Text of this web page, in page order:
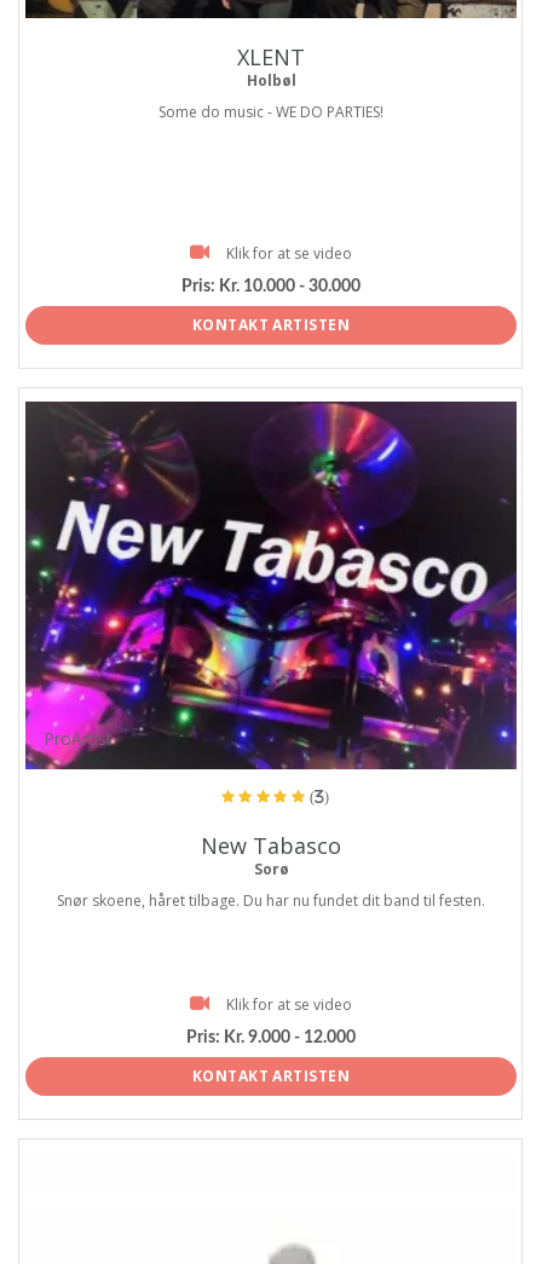
XLENT
Holbøl
Some do music - WE DO PARTIES!
Klik for at se video
Pris: Kr. 10.000 - 30.000
KONTAKT ARTISTEN
ProArtist
(3)
New Tabasco
Sorø
Snør skoene, håret tilbage. Du har nu fundet dit band til festen.
Klik for at se video
Pris: Kr. 9.000 - 12.000
KONTAKT ARTISTEN